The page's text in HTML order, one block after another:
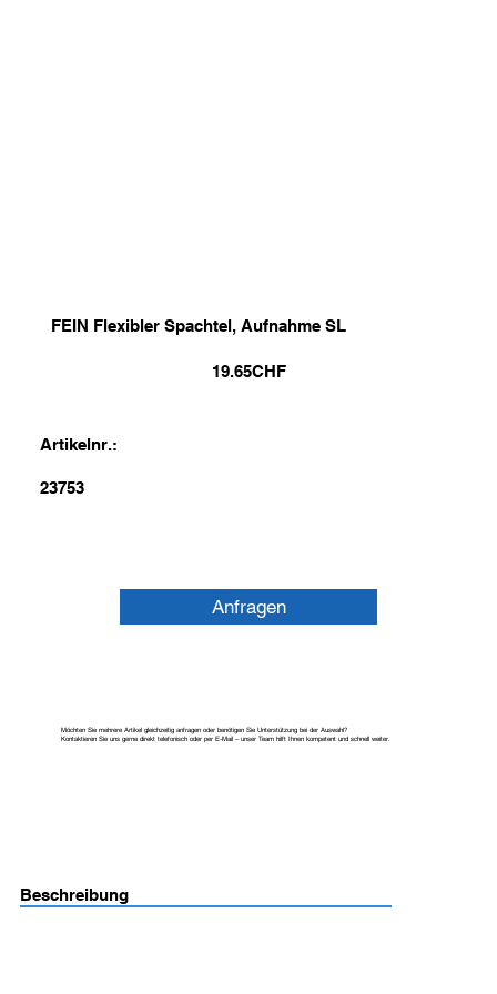
FEIN Flexibler Spachtel, Aufnahme SL
19.65CHF
Artikelnr.:
23753
Anfragen
Möchten Sie mehrere Artikel gleichzeitig anfragen oder benötigen Sie Unterstützung bei der Auswahl?
Kontaktieren Sie uns gerne direkt telefonisch oder per E-Mail – unser Team hilft Ihnen kompetent und schnell weiter.
Beschreibung